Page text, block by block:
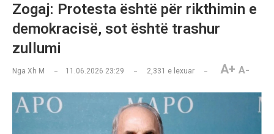
Zogaj: Protesta është për rikthimin e
demokracisë, sot është trashur
zullumi
Nga Xh M 11.06.2026 23:29 2,331 e lexuar A+ A-